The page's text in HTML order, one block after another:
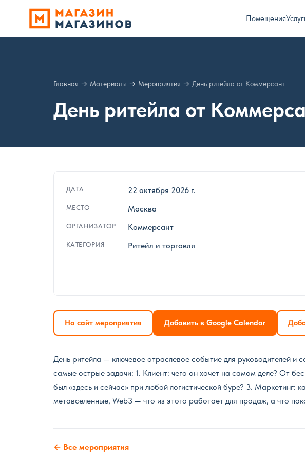
Помещения
Главная → Материалы → Мероприятия → День ритейла от Коммерсант
День ритейла от
ДАТА 22 октября 2026 г.
МЕСТО Москва
ОРГАНИЗАТОР Коммерсант
КАТЕГОРИЯ Ритейл и торговля
На сайт мероприятия Добавить в Google Calendar
День ритейла — ключевое отраслевое событие для руководителей
самые острые задачи: 1. Клиент: чего он хочет на самом деле? От
был «здесь и сейчас» при любой логистической буре? 3. Маркетинг:
метавселенные, Web3 — что из этого работает для продаж, а что
← Все мероприятия